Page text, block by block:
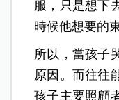
服，只是想下
時候他想要的
所以，當孩子
原因。而往往
孩子主要照顧